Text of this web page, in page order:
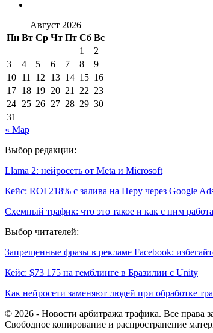
Август 2026
Пн Вт Ср Чт Пт Сб Вс
1
2
3
4 5 6 7 8
9
10 11 12 13 14 15 16
17 18 19 20 21 22 23
24 25 26 27 28 29 30
31
« Мар
Выбор редакции:
Llama 2: нейросеть от Meta и Microsoft
Кейс: ROI 218% с залива на Перу через Google
Схемный трафик: что это такое и как с ним
Выбор читателей:
Запрещенные фразы в рекламе Facebook:
Кейс: $73 175 на гемблинге в Бразилии с Unity
Как нейросети заменяют людей при обработке
© 2026 - Новости арбитража трафика. Все права
Свободное копирование и распространение